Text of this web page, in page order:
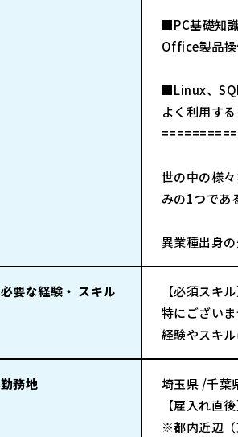
■PC基礎知
Office製品操
■Linux、
よく利用す
世の中の様
みの1つであ
異業種出身
必要な経験・ スキル
【必須スキル
特にございま
経験やスキ
勤務地
埼玉県 /千葉
【雇入れ直
※都内近辺（